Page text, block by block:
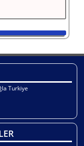
Turkiye